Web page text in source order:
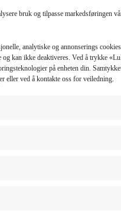
bruk og tilpasse markedsføringen
analytiske og annonserings
og kan ikke deaktiveres. Ved å trykke
på enheten din.
eller ved å kontakte oss for veiledning.